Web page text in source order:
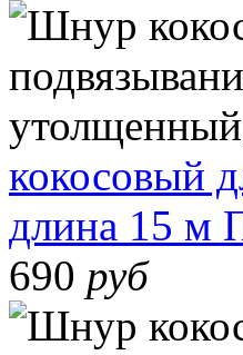
кокосовый
длина 15 м
690 руб